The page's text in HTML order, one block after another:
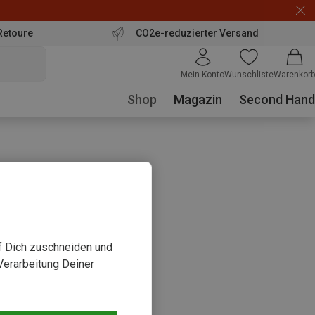
CO2e-reduzierter Versand
Mein KontoWunschlisteWarenkorb
Shop Magazin Second Hand
zuschneiden und
Deiner